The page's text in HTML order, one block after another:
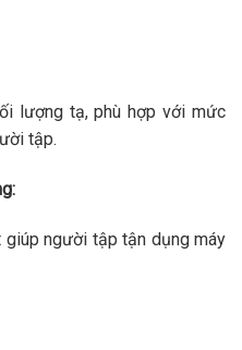
lượng tạ, phù hợp với mức
tập.
người tập tận dụng máy